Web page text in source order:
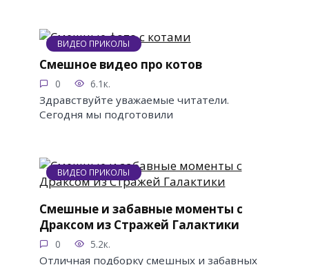
ВИДЕО ПРИКОЛЫ
Смешное видео про котов
0 6.1к.
Здравствуйте уважаемые читатели.
Сегодня мы подготовили
ВИДЕО ПРИКОЛЫ
Смешные и забавные моменты с
Драксом из Стражей Галактики
0 5.2к.
Отличная подборку смешных и забавных